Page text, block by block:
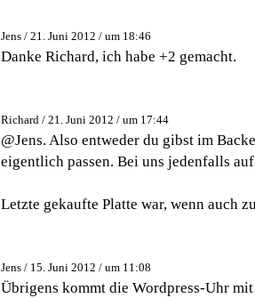
Jens / 21. Juni 2012 / um 18:46
Danke Richard, ich habe +2 gemacht.
Richard / 21. Juni 2012 / um 17:44
@Jens. Also entweder du gibst im
eigentlich passen. Bei uns jedenfalls
Letzte gekaufte Platte war, wenn auch
Jens / 15. Juni 2012 / um 11:08
Übrigens kommt die Wordpress-Uhr